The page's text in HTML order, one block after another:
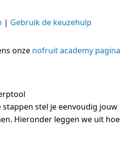
| Gebruik de keuzehulp
onze nofruit academy pagina
stel je eenvoudig jouw
Hieronder leggen we uit hoe